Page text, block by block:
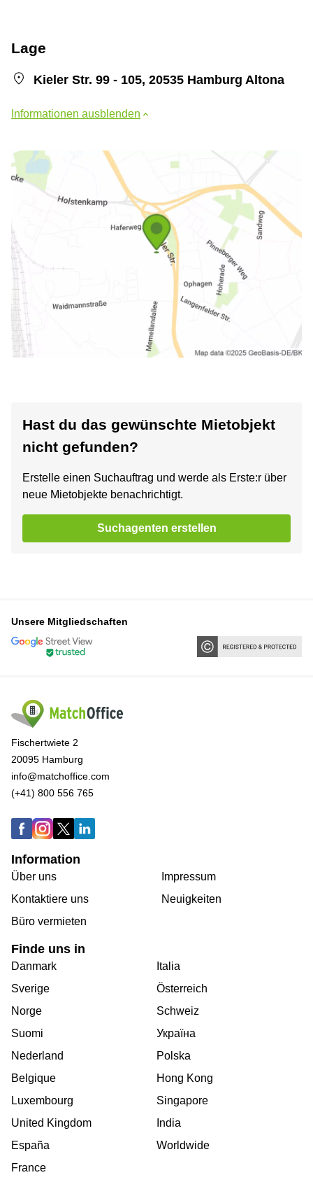
Lage
Kieler Str. 99 - 105, 20535 Hamburg Altona
Informationen ausblenden
Hast du das gewünschte Mietobjekt
nicht gefunden?
Erstelle einen Suchauftrag und werde als Erste:r über
neue Mietobjekte benachrichtigt.
Suchagenten erstellen
Unsere Mitgliedschaften
Fischertwiete 2
20095 Hamburg
info@matchoffice.com
(+41) 800 556 765
Information
Über uns
Kontaktiere uns
Büro vermieten
Impressum
Neuigkeiten
Finde uns in
Danmark
Sverige
Norge
Suomi
Nederland
Belgique
Luxembourg
United Kingdom
España
France
Italia
Österreich
Schweiz
Україна
Polska
Hong Kong
Singapore
India
Worldwide